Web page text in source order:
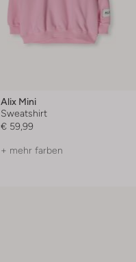
Alix Mini
Sweatshirt
€ 59,99
+ mehr farben